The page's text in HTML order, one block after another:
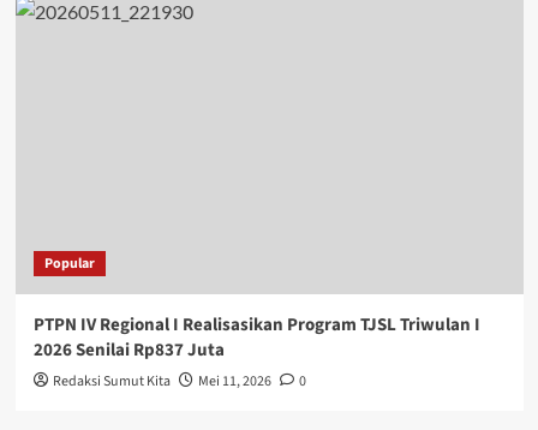
Popular
PTPN IV Regional I Realisasikan Program TJSL Triwulan I
2026 Senilai Rp837 Juta
Redaksi Sumut Kita Mei 11, 2026 0